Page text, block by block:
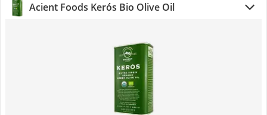
Acient Foods Kerós Bio Olive Oil